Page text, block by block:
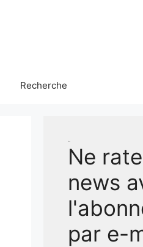
Recherche
Ne
news
par e-